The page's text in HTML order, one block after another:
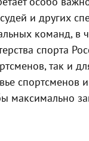
и других
команд, в
спорта
так и
спортсменов
максимально